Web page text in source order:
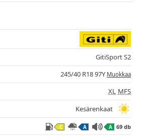
GitiSport S2
245/40 R18 97Y Muokkaa
XL MFS
Kesärenkaat
C A A 69 db